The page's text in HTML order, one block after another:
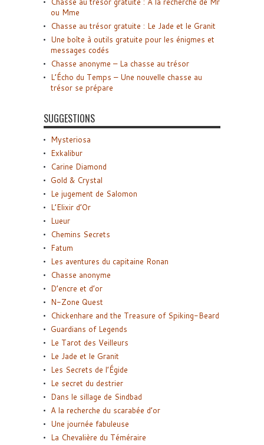
ou Mme
Chasse au trésor gratuite : Le Jade et le Granit
Une boîte à outils gratuite pour les énigmes et
messages codés
Chasse anonyme – La chasse au trésor
L’Écho du Temps – Une nouvelle chasse au
trésor se prépare
SUGGESTIONS
Mysteriosa
Exkalibur
Carine Diamond
Gold & Crystal
Le jugement de Salomon
L’Elixir d’Or
Lueur
Chemins Secrets
Fatum
Les aventures du capitaine Ronan
Chasse anonyme
D’encre et d’or
N-Zone Quest
Chickenhare and the Treasure of Spiking-Beard
Guardians of Legends
Le Tarot des Veilleurs
Le Jade et le Granit
Les Secrets de l’Égide
Le secret du destrier
Dans le sillage de Sindbad
A la recherche du scarabée d’or
Une journée fabuleuse
La Chevalière du Téméraire